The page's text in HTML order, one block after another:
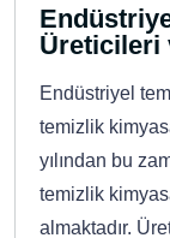
Üreticileri
Endüstriyel
temizlik
yılından bu
temizlik
almaktadır.